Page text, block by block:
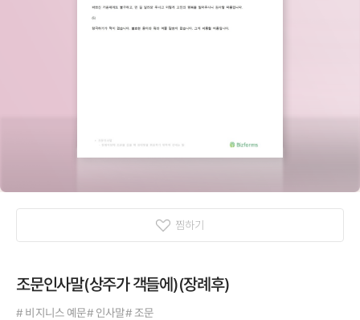
찜하기
조문인사말(상주가 객들에)(장례후)
# 비지니스 예문# 인사말# 조문